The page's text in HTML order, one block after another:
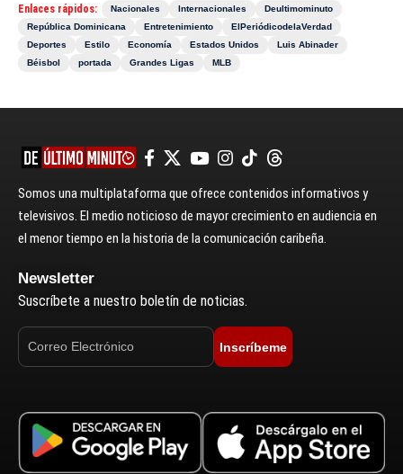
Enlaces rápidos: Nacionales Internacionales
Deultimominuto
República Dominicana
Entretenimiento
ElPeriódicodelaVerdad
Deportes
Estilo Economía Estados Unidos
Luis Abinader
Béisbol
portada Grandes Ligas MLB
Somos una multiplataforma que ofrece contenidos informativos y
televisivos. El medio noticioso de mayor crecimiento en audiencia en
el menor tiempo en la historia de la comunicación caribeña.
Newsletter
Suscríbete a nuestro boletín de noticias.
Inscríbeme